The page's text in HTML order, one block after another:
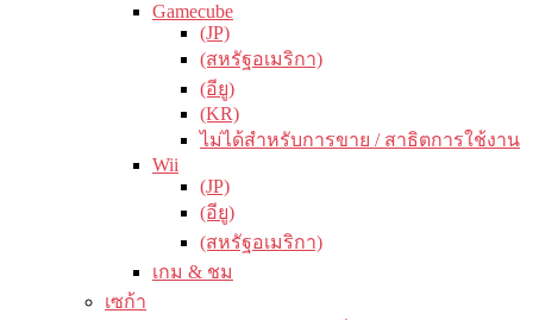
Gamecube
(JP)
(สหรัฐอเมริกา)
(อียู)
(KR)
ไม่ได้สำหรับการขาย / สาธิตการใช้งาน
Wii
(JP)
(อียู)
(สหรัฐอเมริกา)
เกม & ชม
เซก้า